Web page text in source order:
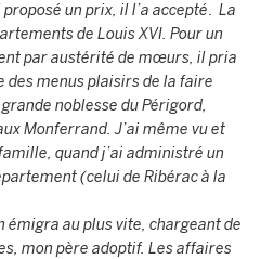
proposé un prix, il l’a accepté. La
de Louis XVI. Pour un
par austérité de mœurs, il pria
menus plaisirs de la faire
noblesse du Périgord,
Monferrand. J’ai même vu et
quand j’ai administré un
(celui de Ribérac à la
émigra au plus vite, chargeant de
mon père adoptif. Les affaires